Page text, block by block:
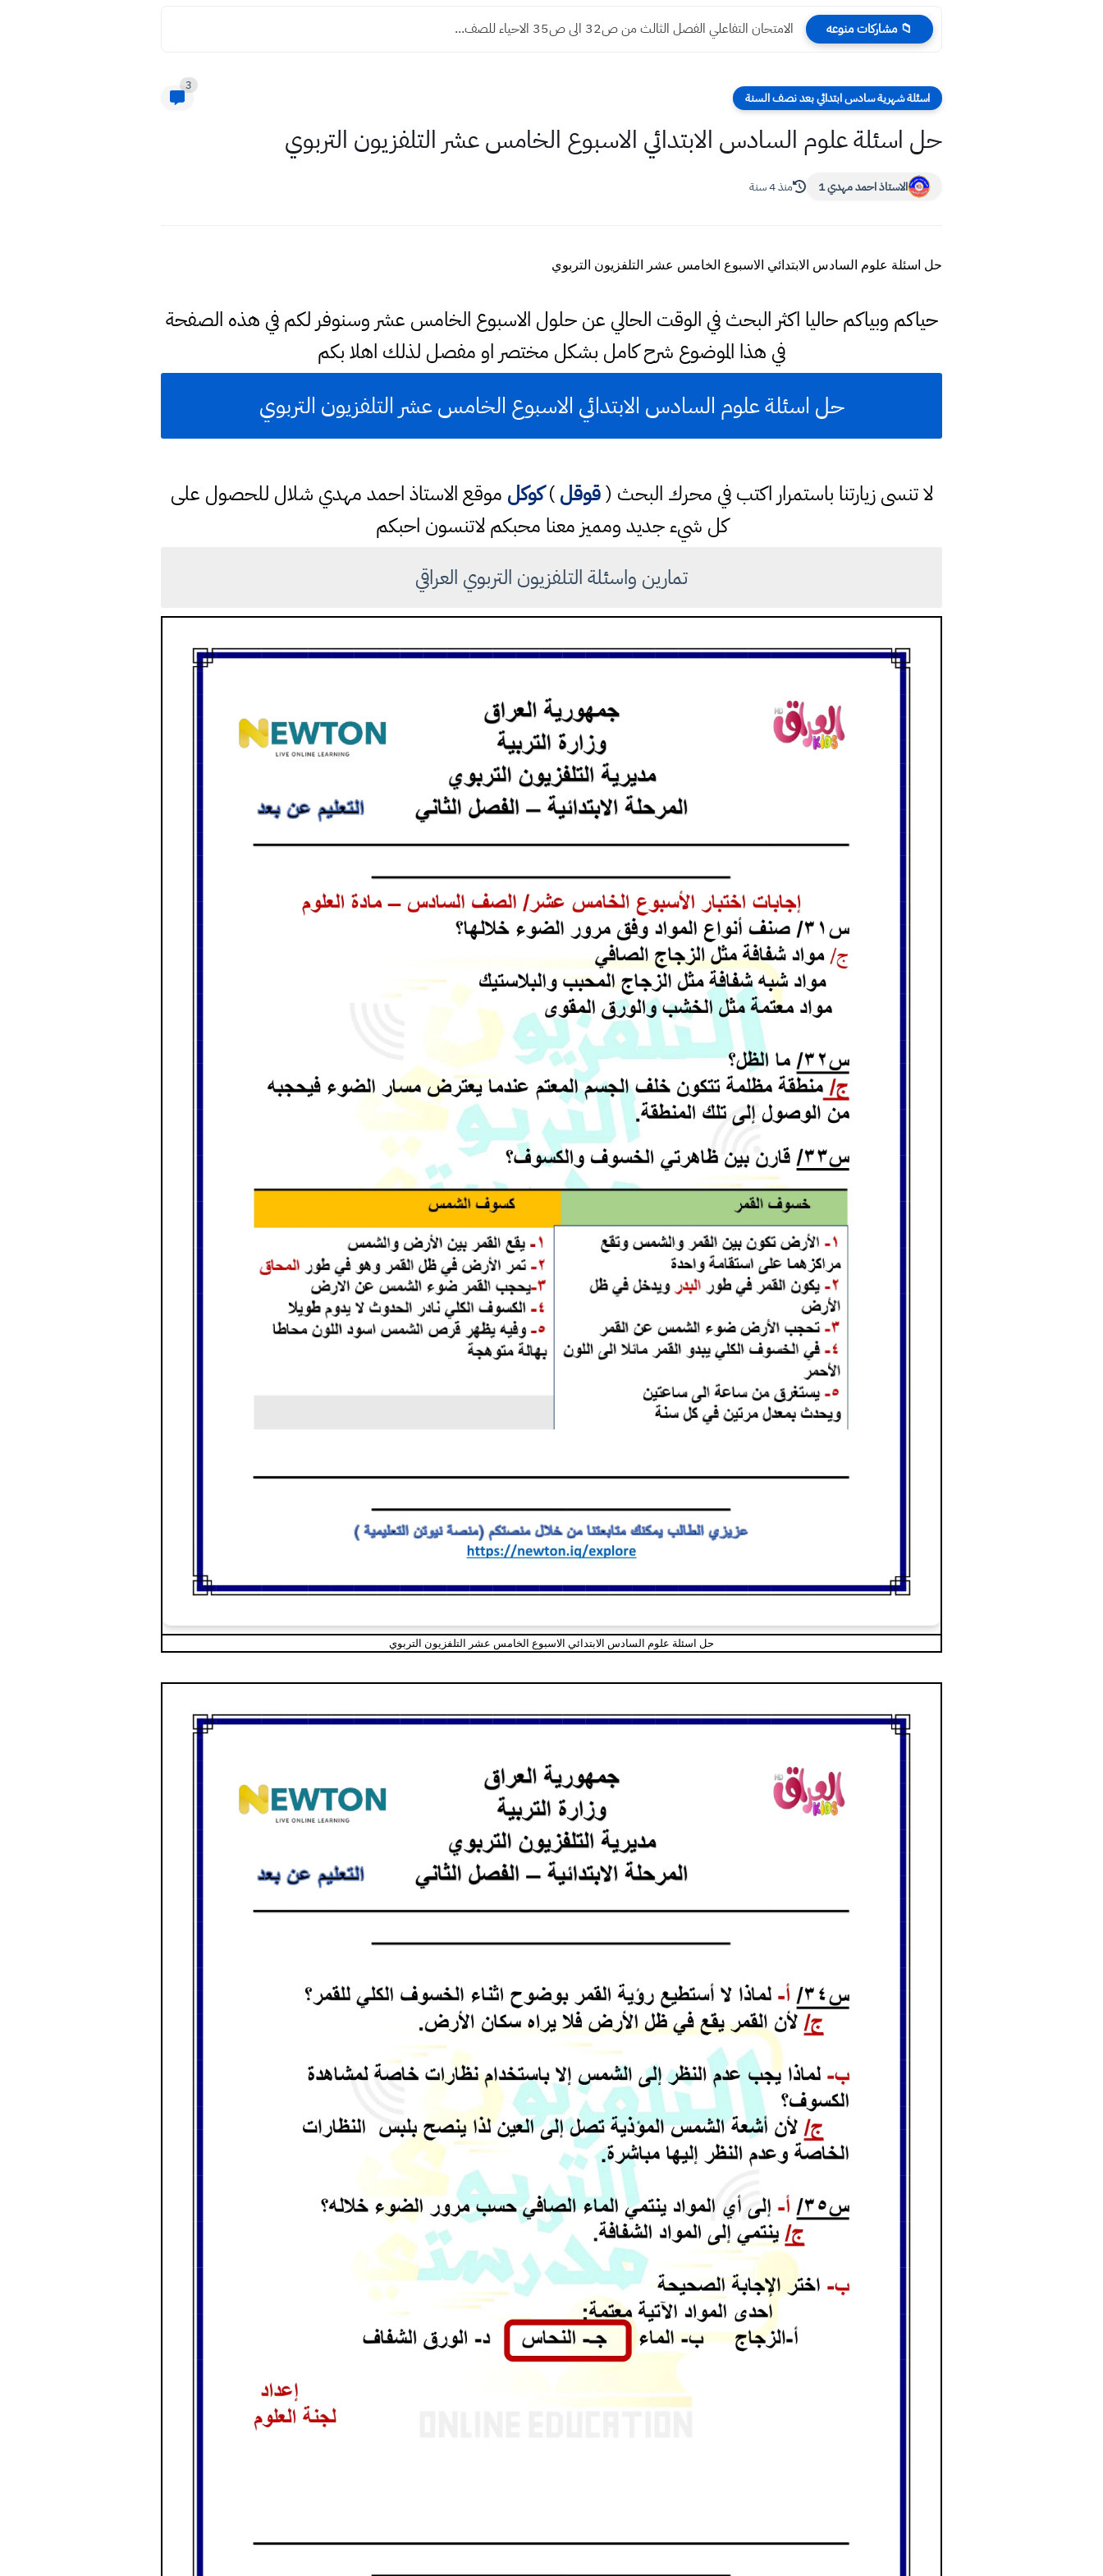
📁 مشاركات منوعه الامتحان التفاعلي الفصل الثالث من ص32 الى ص35 الاحياء للصف...
اسئلة شهرية سادس ابتدائي بعد نصف السنة
3
حل اسئلة علوم السادس الابتدائي الاسبوع الخامس عشر التلفزيون التربوي
الاستاذ احمد مهدي 1 منذ 4 سنة
حل اسئلة علوم السادس الابتدائي الاسبوع الخامس عشر التلفزيون التربوي
حياكم وبياكم حاليا اكثر البحث في الوقت الحالي عن حلول الاسبوع الخامس عشر وسنوفر لكم في هذه الصفحة
في هذا الموضوع شرح كامل بشكل مختصر او مفصل لذلك اهلا بكم
حل اسئلة علوم السادس الابتدائي الاسبوع الخامس عشر التلفزيون التربوي
لا تنسى زيارتنا باستمرار اكتب في محرك البحث (قوقل)كوكل موقع الاستاذ احمد مهدي شلال للحصول على
كل شيء جديد ومميز معنا محبكم لاتنسون احبكم
تمارين واسئلة التلفزيون التربوي العراقي
حل اسئلة علوم السادس الابتدائي الاسبوع الخامس عشر التلفزيون التربوي